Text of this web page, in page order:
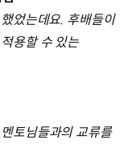
었는데요. 후배들이
용할 수 있는
토님들과의 교류를